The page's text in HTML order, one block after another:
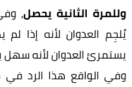
وللمرة الثانية يحصل،
يُلجِم العدوان لأنه إذا
يستمرئ العدوان لأنه سهل
وفي الواقع هذا الرد في